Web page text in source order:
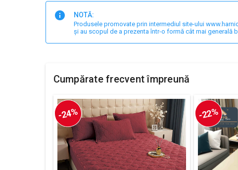
NOTĂ:
Produsele promovate prin intermediul site-ului
și au scopul de a prezenta într-o formă cât mai generală
Cumpărate frecvent împreună
-24% -22%